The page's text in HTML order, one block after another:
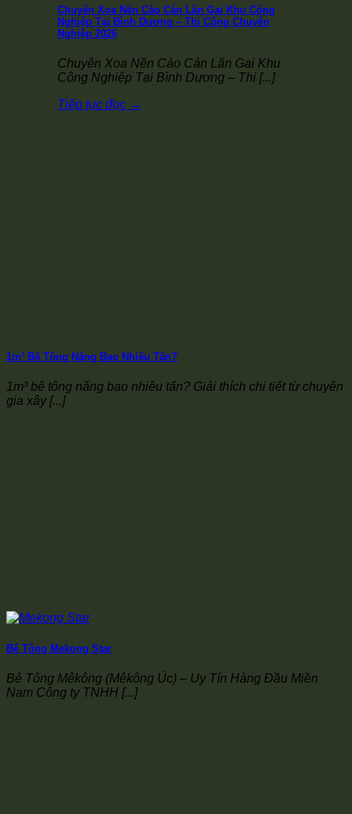
Chuyên Xoa Nền Cào Cán Lăn Gai Khu Công
Nghiệp Tại Bình Dương – Thi Công Chuyên
Nghiệp 2026
Chuyên Xoa Nền Cào Cán Lăn Gai Khu
Công Nghiệp Tại Bình Dương – Thi [...]
Tiếp tục đọc →
1m³ Bê Tông Nặng Bao Nhiêu Tấn?
1m³ bê tông nặng bao nhiêu tấn? Giải thích chi tiết từ chuyên
gia xây [...]
Bê Tông Mekong Star
Bê Tông Mêkông (Mêkông Úc) – Uy Tín Hàng Đầu Miền
Nam Công ty TNHH [...]